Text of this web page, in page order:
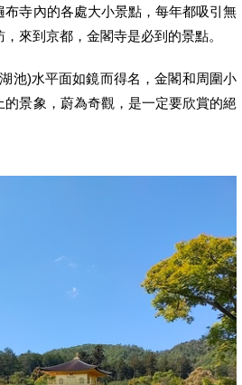
布寺內的各處大小景點，每年都吸引無
來到京都，金閣寺是必到的景點。
池)水平面如鏡而得名，金閣和周圍小
景象，蔚為奇觀，是一定要欣賞的絕